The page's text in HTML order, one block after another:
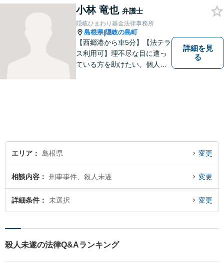
ひとりの心に寄り添ったサポ
ートを心がけております。ま
ずはお気軽にご相談くださ
い。
小林 竜也 弁護士
隠岐ひまわり基金法律事務所
島根県|隠岐の島町
【西郷港から車5分】【法テラ
ス利用可】理不尽な目に遭っ
ている方を助けたい。個人・
詳細を見
る
エリア 島根県 変更
相談内容 刑事事件、殺人未遂 変更
詳細条件 未選択 変更
殺人未遂の法律Q&Aランキング